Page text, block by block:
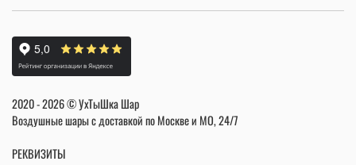
2020 - 2026 © УхТыШка Шар
Воздушные шары с доставкой по Москве и МО, 24/7
РЕКВИЗИТЫ